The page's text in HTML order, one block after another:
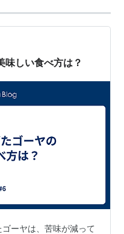
味しい食べ方は？
ーヤは、苦味が減って